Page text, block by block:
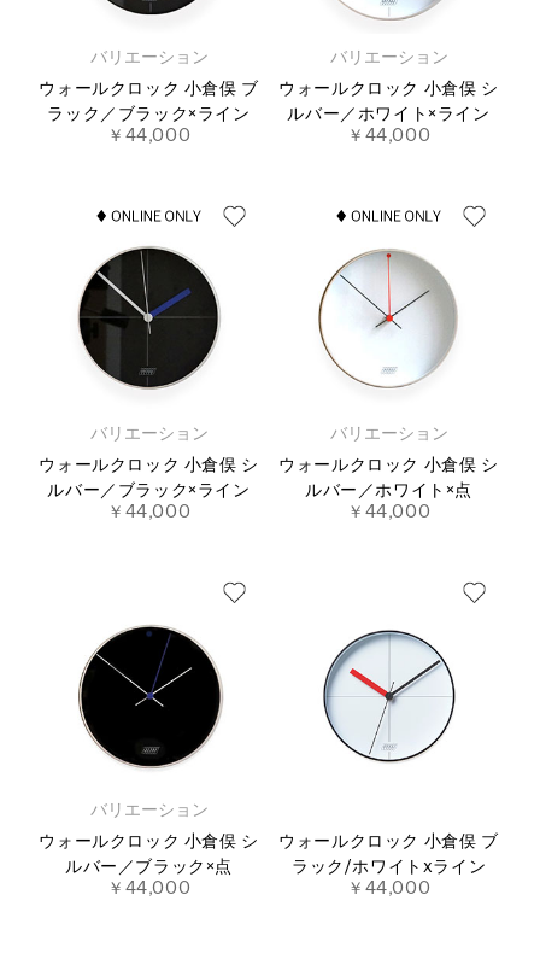
バリエーション
ウォールクロック 小倉俣 ブ
ラック／ブラック×ライン
￥44,000
バリエーション
ウォールクロック 小倉俣 シ
ルバー／ホワイト×ライン
￥44,000
バリエーション
ウォールクロック 小倉俣 シ
ルバー／ブラック×ライン
￥44,000
バリエーション
ウォールクロック 小倉俣 シ
ルバー／ホワイト×点
￥44,000
バリエーション
ウォールクロック 小倉俣 シ
ルバー／ブラック×点
￥44,000
ウォールクロック 小倉俣 ブ
ラック/ホワイトxライン
￥44,000